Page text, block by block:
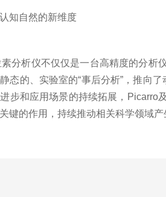
自然的新维度
析仪不仅仅是一台高精度的分析仪
态的、实验室的“事后分析”，推向
步和应用场景的持续拓展，Picarro
键的作用，持续推动相关科学领域产